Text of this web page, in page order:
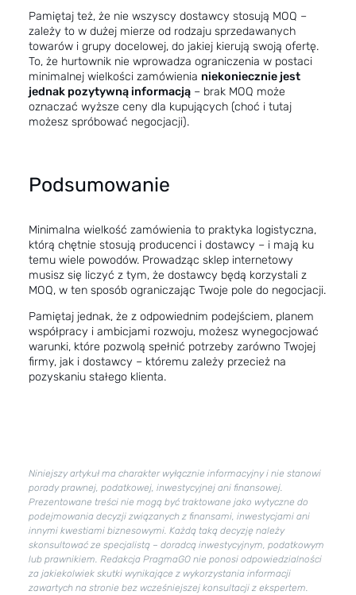
Pamiętaj też, że nie wszyscy dostawcy stosują MOQ –
zależy to w dużej mierze od rodzaju sprzedawanych
towarów i grupy docelowej, do jakiej kierują swoją ofertę.
To, że hurtownik nie wprowadza ograniczenia w postaci
minimalnej wielkości zamówienia niekoniecznie jest
jednak pozytywną informacją – brak MOQ może
oznaczać wyższe ceny dla kupujących (choć i tutaj
możesz spróbować negocjacji).
Podsumowanie
Minimalna wielkość zamówienia to praktyka logistyczna,
którą chętnie stosują producenci i dostawcy – i mają ku
temu wiele powodów. Prowadząc sklep internetowy
musisz się liczyć z tym, że dostawcy będą korzystali z
MOQ, w ten sposób ograniczając Twoje pole do negocjacji.
Pamiętaj jednak, że z odpowiednim podejściem, planem
współpracy i ambicjami rozwoju, możesz wynegocjować
warunki, które pozwolą spełnić potrzeby zarówno Twojej
firmy, jak i dostawcy – któremu zależy przecież na
pozyskaniu stałego klienta.
Niniejszy artykuł ma charakter wyłącznie informacyjny i nie stanowi
porady prawnej, podatkowej, inwestycyjnej ani finansowej.
Prezentowane treści nie mogą być traktowane jako wytyczne do
podejmowania decyzji związanych z finansami, inwestycjami ani
innymi kwestiami biznesowymi. Każdą taką decyzję należy
skonsultować ze specjalistą – doradcą inwestycyjnym, podatkowym
lub prawnikiem. Redakcja PragmaGO nie ponosi odpowiedzialności
za jakiekolwiek skutki wynikające z wykorzystania informacji
zawartych na stronie bez wcześniejszej konsultacji z ekspertem.